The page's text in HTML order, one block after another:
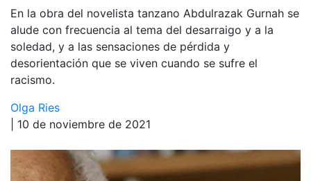
En la obra del novelista tanzano Abdulrazak Gurnah se
alude con frecuencia al tema del desarraigo y a la
soledad, y a las sensaciones de pérdida y
desorientación que se viven cuando se sufre el
racismo.
Olga Ries
| 10 de noviembre de 2021